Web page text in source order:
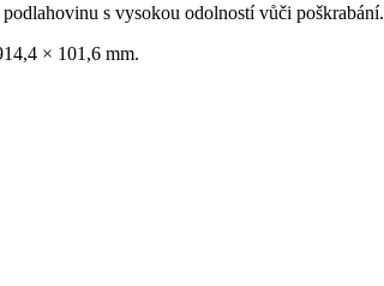
s vysokou odolností vůči poškrabání.
× 101,6 mm.